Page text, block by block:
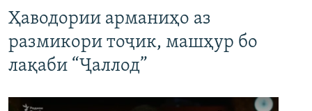
Ҳаводории арманиҳо аз
размикори тоҷик, машҳур бо
лақаби “Ҷаллод”